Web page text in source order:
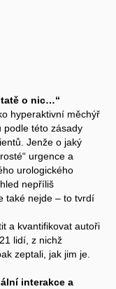
o nic…“
hyperaktivní měchýř
podle této zásady
Jenže o jaký
urgence a
urologického
nepříliš
také nejde – to tvrdí
a kvantifikovat autoři
lidí, z nichž
zeptali, jak jim je.
interakce a